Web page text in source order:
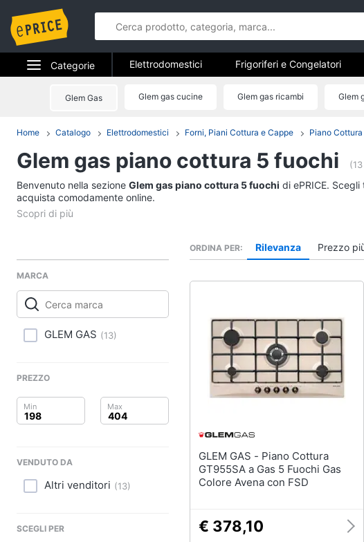
Categorie
Elettrodomestici
Telefonia
Tv e Home Cinema
Smart home
Clima
Arredo
Salute e igiene
Giocattoli
Fotografia
Elettrodomestici
Frigoriferi e Congelatori
Cantinetta Vino
Vedi tutti
Lavastoviglie da Incasso
Frigorifero da incasso
Piano Cottura
Forno da incasso
Elettrodomestici
professionali e industriali
Abbattitore
professionali
Elettrodomestici Frigoriferi e Congelatori
Glem Gas Glem gas cucine Glem gas ricambi Glem
Home Catalogo Elettrodomestici Forni, Piani Cottura e Cappe Piano Cottura
Glem gas piano cottura 5 fuochi
Benvenuto nella sezione Glem gas piano cottura 5 fuochi di ePRICE.
acquista comodamente online.
MARCA
GLEM GAS (13)
PREZZO
VENDUTO DA
Altri venditori (13)
SCEGLI PER
ORDINA PER Rilevanza Prezzo
GLEM GAS - Piano Cottura
GT955SA a Gas 5 Fuochi Gas
Colore Avena con FSD
€ 378,10